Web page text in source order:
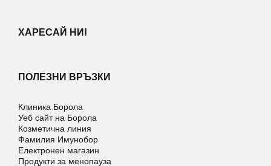
ХАРЕСАЙ НИ!
ПОЛЕЗНИ ВРЪЗКИ
Клиника Борола
Уеб сайт на Борола
Козметична линия
Фамилия Имунобор
Електронен магазин
Продукти за менопауза